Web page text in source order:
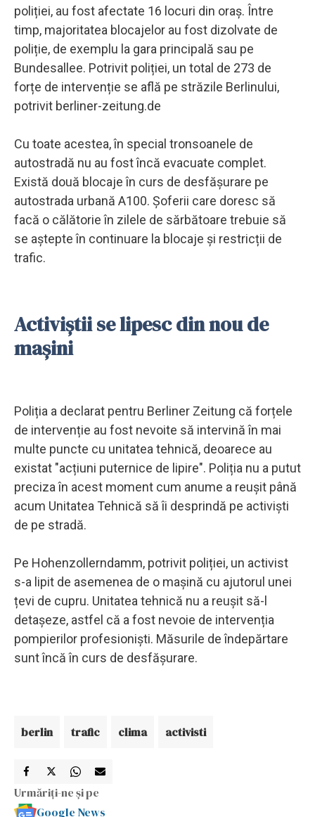
poliției, au fost afectate 16 locuri din oraș. Între
timp, majoritatea blocajelor au fost dizolvate de
poliție, de exemplu la gara principală sau pe
Bundesallee. Potrivit poliției, un total de 273 de
forțe de intervenție se află pe străzile Berlinului,
potrivit berliner-zeitung.de
Cu toate acestea, în special tronsoanele de
autostradă nu au fost încă evacuate complet.
Există două blocaje în curs de desfășurare pe
autostrada urbană A100. Șoferii care doresc să
facă o călătorie în zilele de sărbătoare trebuie să
se aștepte în continuare la blocaje și restricții de
trafic.
Activiștii se lipesc din nou de
mașini
Poliția a declarat pentru Berliner Zeitung că forțele
de intervenție au fost nevoite să intervină în mai
multe puncte cu unitatea tehnică, deoarece au
existat "acțiuni puternice de lipire". Poliția nu a putut
preciza în acest moment cum anume a reușit până
acum Unitatea Tehnică să îi desprindă pe activiști
de pe stradă.
Pe Hohenzollerndamm, potrivit poliției, un activist
s-a lipit de asemenea de o mașină cu ajutorul unei
țevi de cupru. Unitatea tehnică nu a reușit să-l
detașeze, astfel că a fost nevoie de intervenția
pompierilor profesioniști. Măsurile de îndepărtare
sunt încă în curs de desfășurare.
berlin trafic clima activisti
Urmăriți-ne și pe
Google News